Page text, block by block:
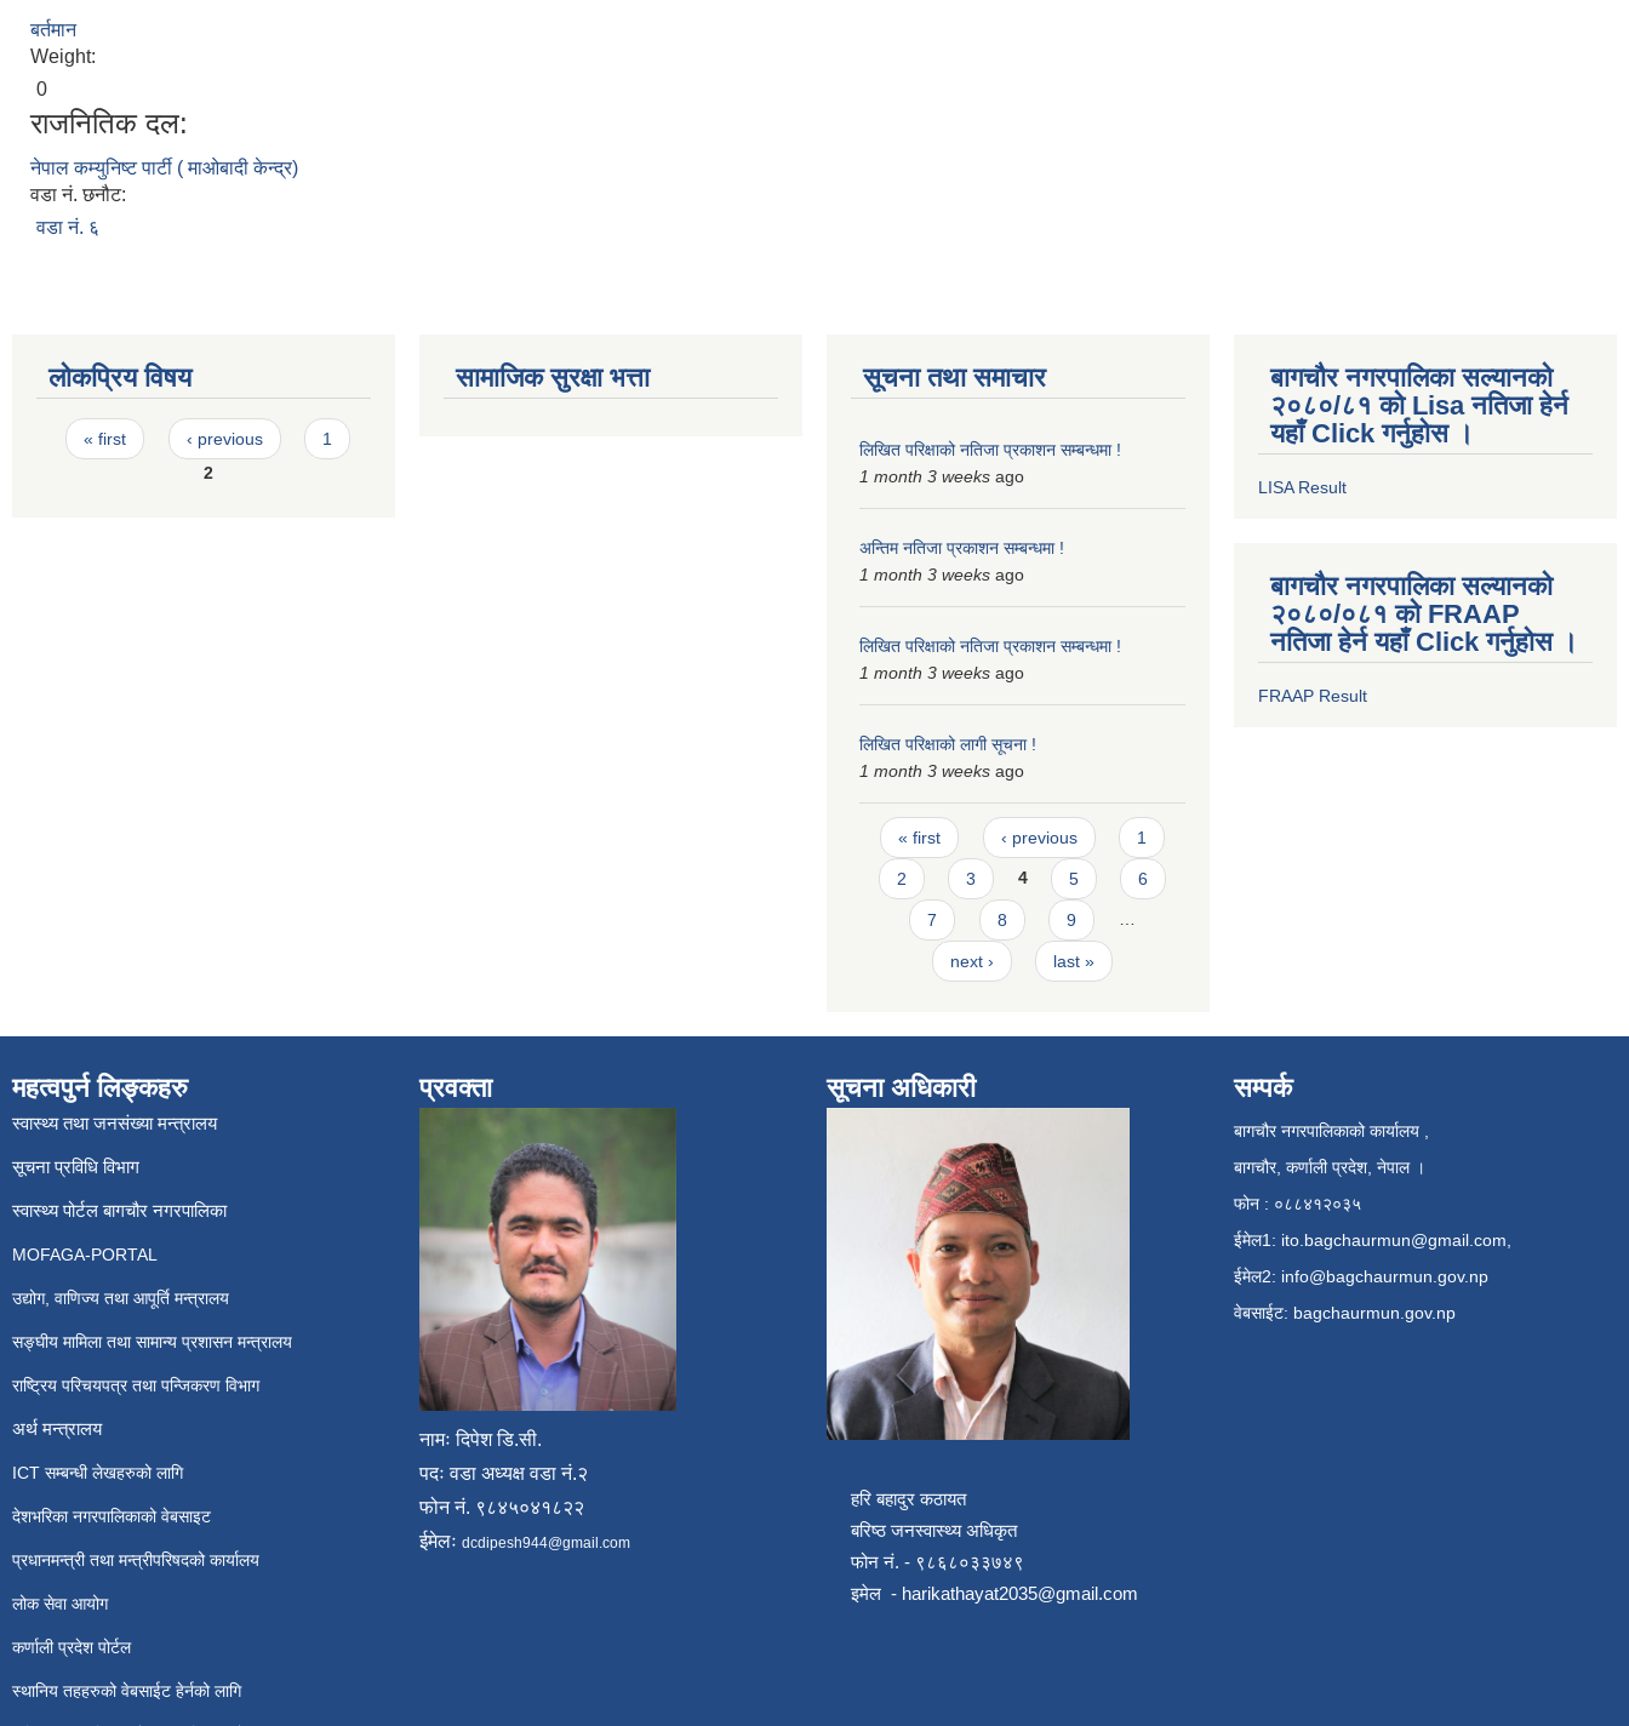
बर्तमान
Weight:
0
राजनितिक दल:
नेपाल कम्युनिष्ट पार्टी ( माओबादी केन्द्र)
वडा नं. छनौट:
वडा नं. ६
लोकप्रिय विषय
Pages
« first ‹ previous
1
2
सामाजिक सुरक्षा भत्ता सूचना तथा समाचार
लिखित परिक्षाको नतिजा प्रकाशन सम्बन्धमा !
1 month 3 weeks ago
अन्तिम नतिजा प्रकाशन सम्बन्धमा !
1 month 3 weeks ago
लिखित परिक्षाको नतिजा प्रकाशन सम्बन्धमा !
1 month 3 weeks ago
लिखित परिक्षाको लागी सूचना !
1 month 3 weeks ago
Pages
« first ‹ previous 1
2 3 4 5 6
7 8 9 …
next › last »
बागचौर नगरपालिका सल्यानको
२०८०/८१ को Lisa नतिजा हेर्न
यहाँ Click गर्नुहोस ।
LISA Result
बागचौर नगरपालिका सल्यानको
२०८०/०८१ को FRAAP
नतिजा हेर्न यहाँ Click गर्नुहोस ।
FRAAP Result
महत्वपुर्न लिङ्कहरु
स्वास्थ्य तथा जनसंख्या मन्त्रालय
सूचना प्रविधि विभाग
स्वास्थ्य पोर्टल बागचौर नगरपालिका
MOFAGA-PORTAL
उद्योग, वाणिज्य तथा आपूर्ति मन्त्रालय
सङ्घीय मामिला तथा सामान्य प्रशासन मन्त्रालय
राष्ट्रिय परिचयपत्र तथा पन्जिकरण विभाग
अर्थ मन्त्रालय
ICT सम्बन्धी लेखहरुको लागि
देशभरिका नगरपालिकाको वेबसाइट
प्रधानमन्त्री तथा मन्त्रीपरिषदको कार्यालय
लोक सेवा आयोग
कर्णाली प्रदेश पोर्टल
स्थानिय तहहरुको वेबसाईट हेर्नको लागि
प्रवक्ता
नामः दिपेश डि.सी.
पदः वडा अध्यक्ष वडा नं.२
फोन नं. ९८४५०४१८२२
ईमेलः dcdipesh944@gmail.com
सूचना अधिकारी
हरि बहादुर कठायत
बरिष्ठ जनस्वास्थ्य अधिकृत
फोन नं. - ९८६८०३३७४९
इमेल - harikathayat2035@gmail.com
सम्पर्क
बागचौर नगरपालिकाको कार्यालय ,
बागचौर, कर्णाली प्रदेश, नेपाल ।
फोन : ०८८४१२०३५
ईमेल1: ito.bagchaurmun@gmail.com
ईमेल2: info@bagchaurmun.gov.np
वे‍बसाईट: bagchaurmun.gov.np